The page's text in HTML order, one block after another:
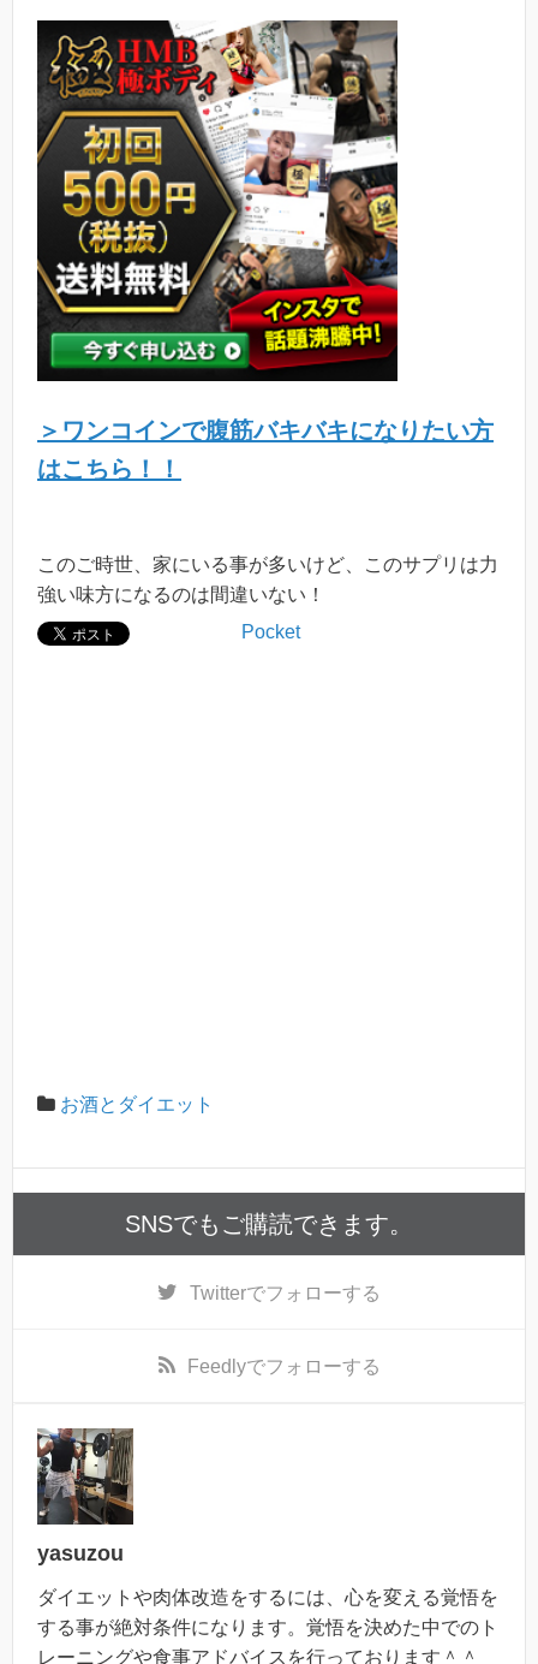
＞ワンコインで腹筋バキバキになりたい方
はこちら！！
このご時世、家にいる事が多いけど、このサプリは力
強い味方になるのは間違いない！
Pocket
お酒とダイエット
SNSでもご購読できます。
Twitterでフォローする
Feedlyでフォローする
yasuzou
ダイエットや肉体改造をするには、心を変える覚悟を
する事が絶対条件になります。覚悟を決めた中でのト
レーニングや食事アドバイスを行っております＾＾